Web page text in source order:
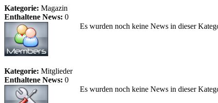
Kategorie: Magazin
Enthaltene News: 0
Kategorie: Mitglieder
Enthaltene News: 0
Es wurden noch keine News in dieser
Es wurden noch keine News in dieser